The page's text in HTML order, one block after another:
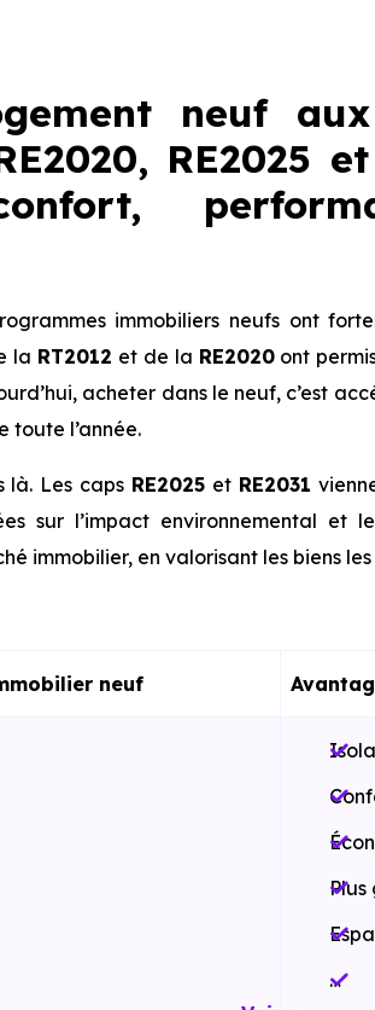
neuf
RE2025
immobiliers neufs ont
la RT2012 et de la RE2020ont
acheter dans le neuf, c’est
toute l’année.
là. Les caps RE2025 et RE2031
sur l’impact environnemental et
immobilier, en valorisant les biens
neuf
…